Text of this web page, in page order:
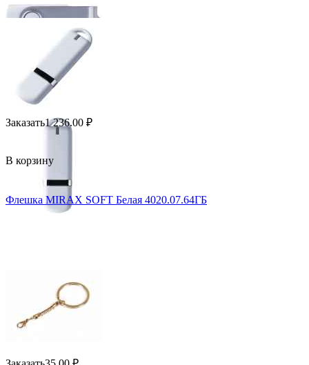
Заказать1 236.00 ₽
В корзину
Флешка MIRAX SOFT Белая 4020.07.64ГБ